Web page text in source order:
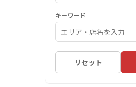
キーワード
リセット